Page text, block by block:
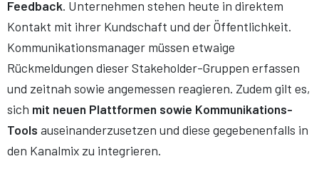
Feedback. Unternehmen stehen heute in direktem
Kontakt mit ihrer Kundschaft und der Öffentlichkeit.
Kommunikationsmanager müssen etwaige
Rückmeldungen dieser Stakeholder-Gruppen erfassen
und zeitnah sowie angemessen reagieren. Zudem gilt es,
sich mit neuen Plattformen sowie Kommunikations-
Tools auseinanderzusetzen und diese gegebenenfalls in
den Kanalmix zu integrieren.